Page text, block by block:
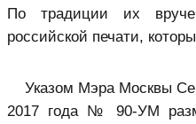
По традиции их
российской печати,
Указом Мэра Москвы
2017 года № 90-УМ